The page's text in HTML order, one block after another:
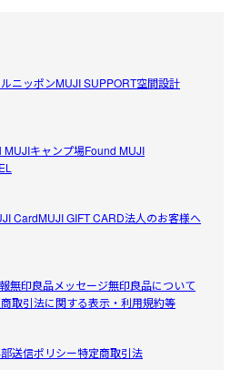
ニッポンMUJI SUPPORT空間設計
MUJIキャンプ場Found MUJI
CardMUJI GIFT CARD法人のお客様へ
無印良品メッセージ無印良品について
取引法に関する表示・利用規約等
送信ポリシー特定商取引法